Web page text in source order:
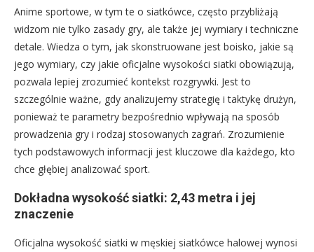
Anime sportowe, w tym te o siatkówce, często przybliżają
widzom nie tylko zasady gry, ale także jej wymiary i techniczne
detale. Wiedza o tym, jak skonstruowane jest boisko, jakie są
jego wymiary, czy jakie oficjalne wysokości siatki obowiązują,
pozwala lepiej zrozumieć kontekst rozgrywki. Jest to
szczególnie ważne, gdy analizujemy strategię i taktykę drużyn,
ponieważ te parametry bezpośrednio wpływają na sposób
prowadzenia gry i rodzaj stosowanych zagrań. Zrozumienie
tych podstawowych informacji jest kluczowe dla każdego, kto
chce głębiej analizować sport.
Dokładna wysokość siatki: 2,43 metra i jej
znaczenie
Oficjalna wysokość siatki w męskiej siatkówce halowej wynosi